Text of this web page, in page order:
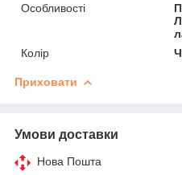
Особливості
Колір
Приховати
Умови доставки
Нова Пошта